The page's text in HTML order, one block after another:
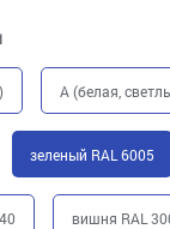
A (белая,
зеленый RAL 6005
вишня RAL